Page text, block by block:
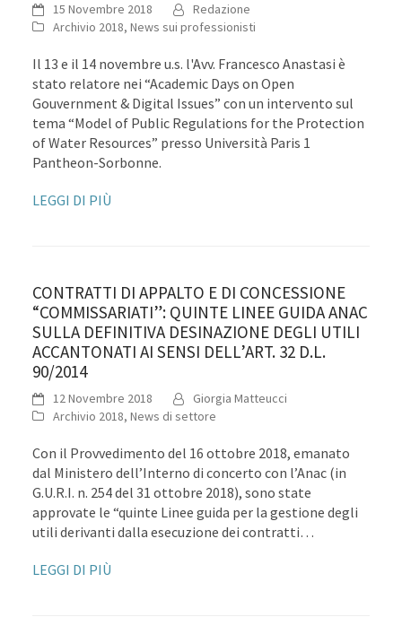
15 Novembre 2018
Redazione
Archivio 2018, News sui professionisti
Il 13 e il 14 novembre u.s. l'Avv. Francesco Anastasi è
stato relatore nei “Academic Days on Open
Gouvernment & Digital Issues” con un intervento sul
tema “Model of Public Regulations for the Protection
of Water Resources” presso Università Paris 1
Pantheon-Sorbonne.
LEGGI DI PIÙ
CONTRATTI DI APPALTO E DI CONCESSIONE
“COMMISSARIATI”: QUINTE LINEE GUIDA ANAC
SULLA DEFINITIVA DESINAZIONE DEGLI UTILI
ACCANTONATI AI SENSI DELL’ART. 32 D.L.
90/2014
12 Novembre 2018
Giorgia Matteucci
Archivio 2018, News di settore
Con il Provvedimento del 16 ottobre 2018, emanato
dal Ministero dell’Interno di concerto con l’Anac (in
G.U.R.I. n. 254 del 31 ottobre 2018), sono state
approvate le “quinte Linee guida per la gestione degli
utili derivanti dalla esecuzione dei contratti…
LEGGI DI PIÙ